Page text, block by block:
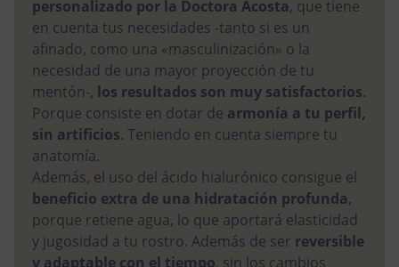
personalizado por la Doctora Acosta, que tiene
en cuenta tus necesidades -tanto si es un
afinado, como una «masculinización» o la
necesidad de una mayor proyección de tu
mentón-, los resultados son muy satisfactorios.
Porque consiste en dotar de armonía a tu perfil,
sin artificios. Teniendo en cuenta siempre tu
anatomía.
Además, el uso del ácido hialurónico consigue el
beneficio extra de una hidratación profunda,
porque retiene agua, lo que aportará elasticidad
y jugosidad a tu rostro. Además de ser reversible
y adaptable con el tiempo, sin los cambios